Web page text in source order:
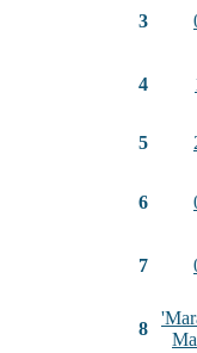
3
4
5
6
7
8